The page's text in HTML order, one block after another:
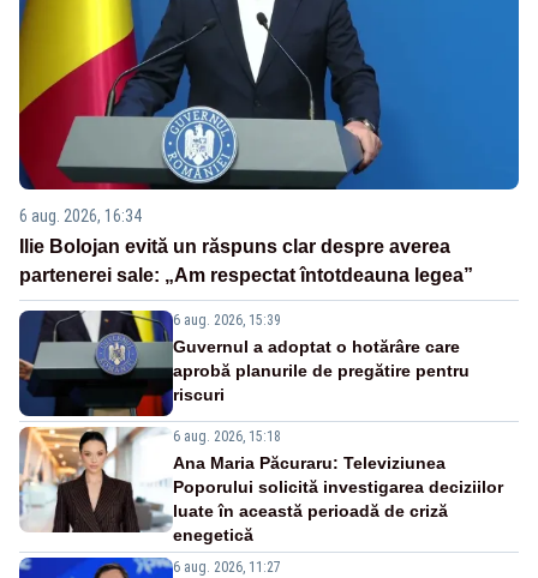
6 aug. 2026, 16:34
Ilie Bolojan evită un răspuns clar despre averea
partenerei sale: „Am respectat întotdeauna legea”
6 aug. 2026, 15:39
Guvernul a adoptat o hotărâre care
aprobă planurile de pregătire pentru
riscuri
6 aug. 2026, 15:18
Ana Maria Păcuraru: Televiziunea
Poporului solicită investigarea deciziilor
luate în această perioadă de criză
enegetică
6 aug. 2026, 11:27